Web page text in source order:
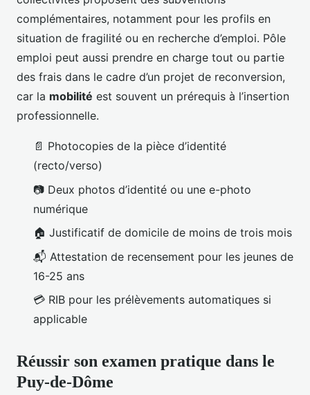
complémentaires, notamment pour les profils en
situation de fragilité ou en recherche d’emploi. Pôle
emploi peut aussi prendre en charge tout ou partie
des frais dans le cadre d’un projet de reconversion,
car la mobilité est souvent un prérequis à l’insertion
professionnelle.
📄 Photocopies de la pièce d’identité
(recto/verso)
📷 Deux photos d’identité ou une e-photo
numérique
🏠 Justificatif de domicile de moins de trois mois
📬 Attestation de recensement pour les jeunes de
16-25 ans
💳 RIB pour les prélèvements automatiques si
applicable
Réussir son examen pratique dans le
Puy-de-Dôme